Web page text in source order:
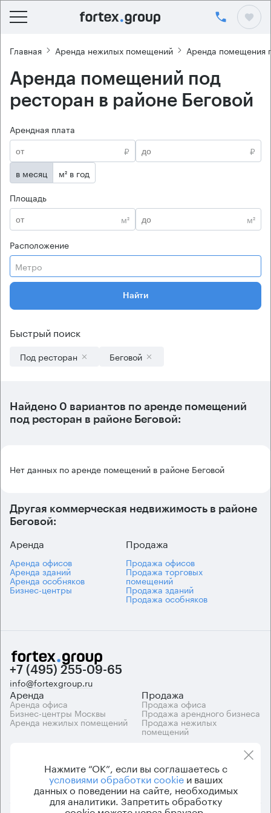
Главная Аренда нежилых помещений Аренда помещения
Аренда помещений под
ресторан в районе Беговой
Арендная плата
₽
₽
в месяц
м² в год
Площадь
м²
м²
Расположение
Метро
Найти
Быстрый поиск
Под ресторан Беговой
Найдено 0 вариантов по аренде помещений
под ресторан в районе Беговой:
Нет данных по аренде помещений в районе Беговой
Другая коммерческая недвижимость в районе
Беговой:
Аренда
Аренда офисов
Аренда зданий
Аренда особняков
Бизнес-центры
Продажа
Продажа офисов
Продажа торговых
помещений
Продажа зданий
Продажа особняков
+7 (495) 255-09-65
info@fortexgroup.ru
Аренда
Аренда офиса
Бизнес-центры Москвы
Аренда нежилых помещений
Продажа
Продажа офиса
Продажа арендного бизнеса
Продажа нежилых
помещений
Каталог бизнес-центров О компании
Вакансии
Контакты
Нажмите “ОК”, если вы соглашаетесь с
условиями обработки cookieи ваших
данных о поведении на сайте, необходимых
для аналитики. Запретить обработку